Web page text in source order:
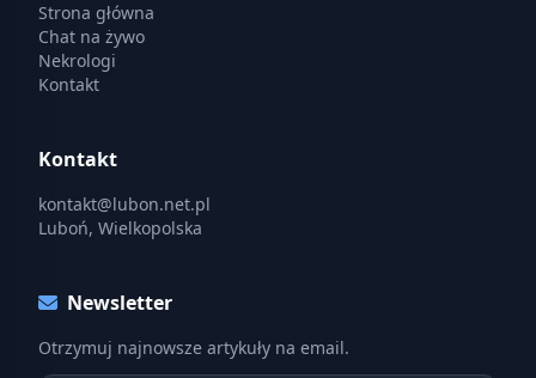
Strona główna
Chat na żywo
Nekrologi
Kontakt
Kontakt
kontakt@lubon.net.pl
Luboń, Wielkopolska
Newsletter
Otrzymuj najnowsze artykuły na email.